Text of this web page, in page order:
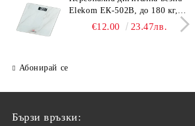
Elekom ЕК-502B, до 180 кг,
LCD дисплей, Темперирано
€12.00 23.47лв.
Абонирай се
Бързи връзки: